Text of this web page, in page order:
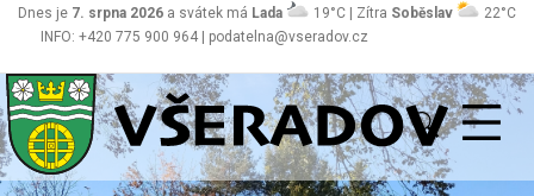
INFO: +420 775 900 964 | podatelna@vseradov.cz
Dnes je 7. srpna 2026 a svátek má Lada 19°C | Zítra Soběslav 22°C
Všeradov